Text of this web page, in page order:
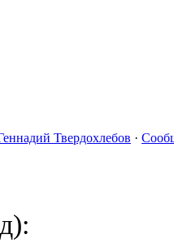
Твердохлебов ·